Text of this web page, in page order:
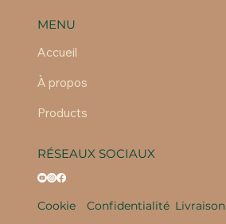
MENU
Accueil
À propos
Products
RÉSEAUX SOCIAUX
Cookie Confidentialité Livraison